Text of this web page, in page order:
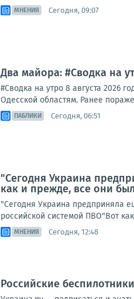
МНЕНИЯ Сегодня, 09:07
Два майора: #Сводка на
#Сводка на утро 8 августа 2026
Одесской областям. Ранее
ПАБЛИКИ Сегодня, 06:51
"Сегодня Украина
как и прежде, все они
"Сегодня Украина предприняла
российской системой ПВО"Вот
МНЕНИЯ Сегодня, 12:48
Российские